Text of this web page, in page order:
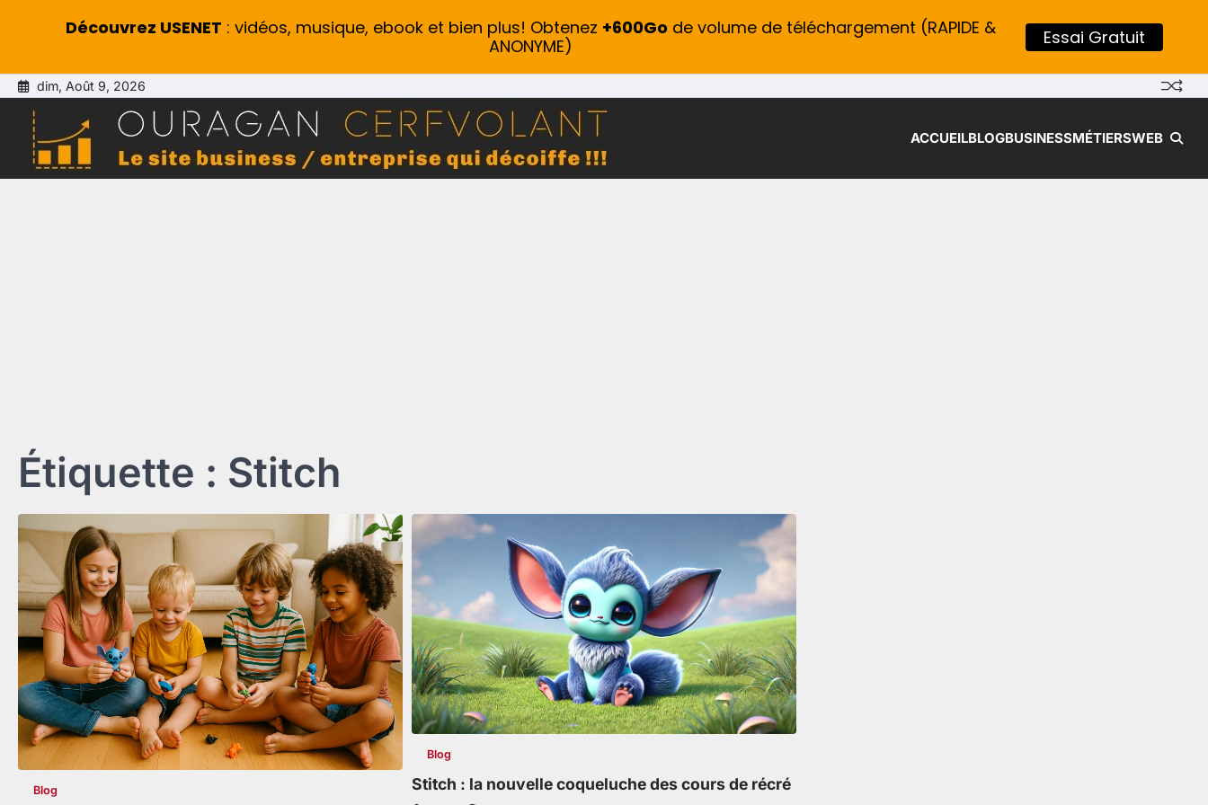
Skip
content
dim, Août 9, 2026
ACCUEILBLOGBUSINESSMÉTIERSWEB
Étiquette : Stitch
Blog
Blog
Stitch : la nouvelle coqueluche des cours de récré
Découvrez USENET : vidéos, musique, ebook et bien plus! Obtenez +600Go de volume de téléchargement (RAPIDE &
ANONYME)
Essai Gratuit